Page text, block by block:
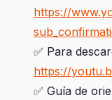
https://
✅ Para
https://
✅ Guía de